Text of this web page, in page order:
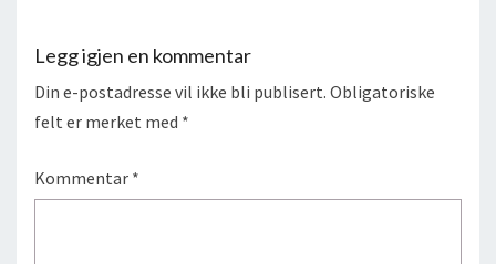
Legg igjen en kommentar
Din e-postadresse vil ikke bli publisert. Obligatoriske
felt er merket med *
Kommentar *